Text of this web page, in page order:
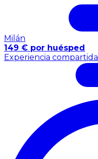
Milán
149 € por huésped
Experiencia compartida